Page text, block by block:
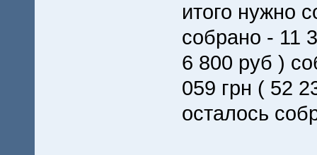
итого нужно
собрано - 11
6 800 руб )
059 грн ( 52
осталось